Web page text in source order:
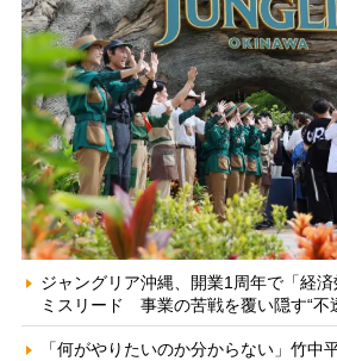
ジャングリア沖縄、開業1周年で「経
ミスリード 事業の苦戦を覆い隠す“不
「何がやりたいのか分からない」竹中